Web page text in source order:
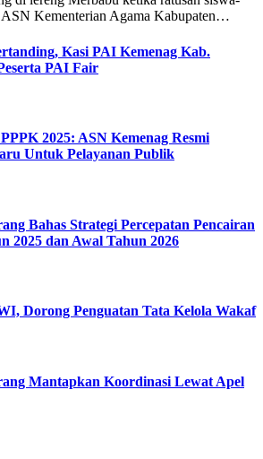
ASN Kementerian Agama Kabupaten…
Kasi PAI Kemenag Kab.
PAI Fair
2025: ASN Kemenag Resmi
Untuk Pelayanan Publik
Bahas Strategi Percepatan Pencairan
2025 dan Awal Tahun 2026
Dorong Penguatan Tata Kelola Wakaf
Mantapkan Koordinasi Lewat Apel